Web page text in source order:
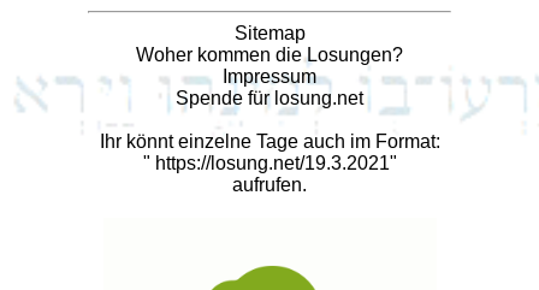
Sitemap
Woher kommen die Losungen?
Impressum
Spende für losung.net
Ihr könnt einzelne Tage auch im Format:
" https://losung.net/19.3.2021"
aufrufen.